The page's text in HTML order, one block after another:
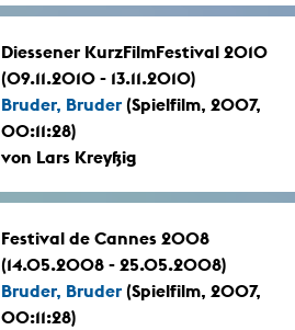
Diessener KurzFilmFestival 2010
(09.11.2010 - 13.11.2010)
Bruder, Bruder (Spielfilm, 2007,
00:11:28)
von Lars Kreyßig
Festival de Cannes 2008
(14.05.2008 - 25.05.2008)
Bruder, Bruder (Spielfilm, 2007,
00:11:28)